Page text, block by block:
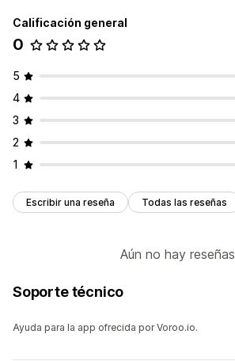
Calificación general
0
5
4
3
2
1
Escribir una reseña Todas las reseñas
Aún no hay reseñas
Soporte técnico
Ayuda para la app ofrecida por Voroo.io.